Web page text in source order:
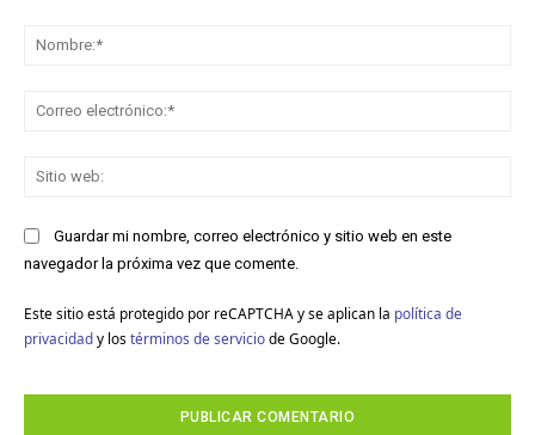
Guardar mi nombre, correo electrónico y sitio web en este
navegador la próxima vez que comente.
Este sitio está protegido por reCAPTCHA y se aplican la política de
privacidady los términos de serviciode Google.